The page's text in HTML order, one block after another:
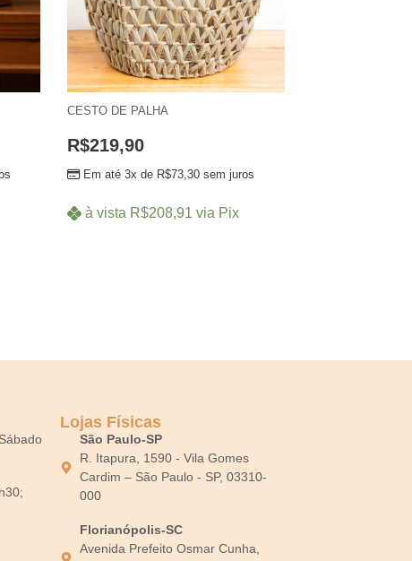
CESTO DE PALHA
R$219,90
Em até 3x de R$73,30 sem juros
à vista R$208,91 via Pix
Lojas Físicas
São Paulo-SP
R. Itapura, 1590 - Vila Gomes
Cardim – São Paulo - SP, 03310-
000
Florianópolis-SC
Avenida Prefeito Osmar Cunha,